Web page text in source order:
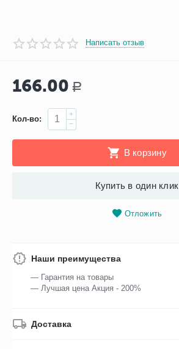
Написать отзыв
166.00 Р
Кол-во:
+
−
В корзину
Купить в один клик
Отложить
Наши преимущества
— Гарантия на товары
— Лучшая цена Акция - 200%
Доставка